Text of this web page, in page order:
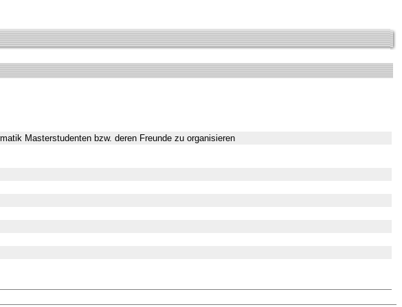
Masterstudenten bzw. deren Freunde zu organisieren